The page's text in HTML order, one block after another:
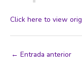
Click here to view
← Entrada anterior